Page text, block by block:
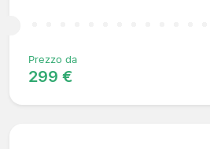
Prezzo da
299 €